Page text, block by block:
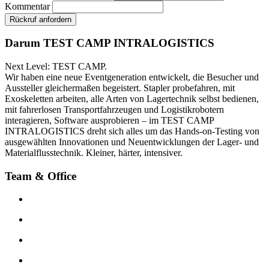
Kommentar
Rückruf anfordern
Darum TEST CAMP INTRALOGISTICS
Next Level: TEST CAMP.
Wir haben eine neue Eventgeneration entwickelt, die Besucher und
Aussteller gleichermaßen begeistert. Stapler probefahren, mit
Exoskeletten arbeiten, alle Arten von Lagertechnik selbst bedienen,
mit fahrerlosen Transportfahrzeugen und Logistikrobotern
interagieren, Software ausprobieren – im TEST CAMP
INTRALOGISTICS dreht sich alles um das Hands-on-Testing von
ausgewählten Innovationen und Neuentwicklungen der Lager- und
Materialflusstechnik. Kleiner, härter, intensiver.
Team & Office